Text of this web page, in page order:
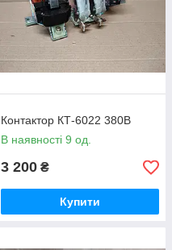
Контактор КТ-6022 380В
В наявності 9 од.
3 200 ₴
Купити